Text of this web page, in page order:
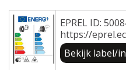
EPREL ID:
https://
Bekijk label/